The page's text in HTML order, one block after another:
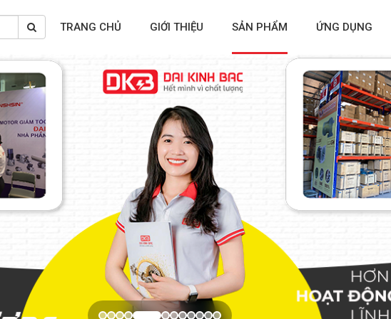
TRANG CHỦ GIỚI THIỆU SẢN PHẨM ỨNG DỤNG